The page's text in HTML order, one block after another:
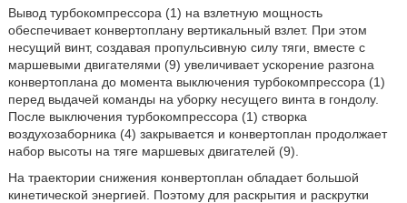
Вывод турбокомпрессора (1) на взлетную мощность
обеспечивает конвертоплану вертикальный взлет. При этом
несущий винт, создавая пропульсивную силу тяги, вместе с
маршевыми двигателями (9) увеличивает ускорение разгона
конвертоплана до момента выключения турбокомпрессора (1)
перед выдачей команды на уборку несущего винта в гондолу.
После выключения турбокомпрессора (1) створка
воздухозаборника (4) закрывается и конвертоплан продолжает
набор высоты на тяге маршевых двигателей (9).
На траектории снижения конвертоплан обладает большой
кинетической энергией. Поэтому для раскрытия и раскрутки